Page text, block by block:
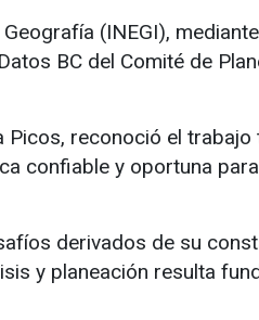
(INEGI),
BC del Comité de
Picos, reconoció el
confiable y oportuna
derivados de su
y planeación resulta